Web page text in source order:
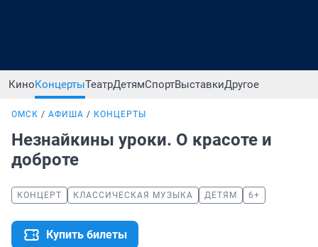
КиноКонцертыТеатрДетямСпортВыставкиДругое
ОМСК АФИША КОНЦЕРТЫ
Незнайкины уроки. О красоте и
доброте
КОНЦЕРТ КЛАССИЧЕСКАЯ МУЗЫКА ДЕТЯМ 6+
Купить билеты